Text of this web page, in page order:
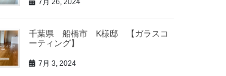
千葉県 船橋市 K様邸 【ガラスコ
ーティング】
7月 3, 2024